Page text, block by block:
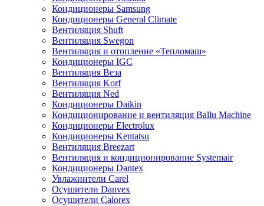
Кондиционеры Samsung
Кондиционеры General Climate
Вентиляция Shuft
Вентиляция Swegon
Вентиляция и отопление «Тепломаш»
Кондиционеры IGC
Вентиляция Веза
Вентиляция Korf
Вентиляция Ned
Кондиционеры Daikin
Кондиционирование и вентиляция Ballu Machine
Кондиционеры Electrolux
Кондиционеры Kentatsu
Вентиляция Breezart
Вентиляция и кондиционирование Systemair
Кондиционеры Dantex
Увлажнители Carel
Осушители Danvex
Осушители Calorex